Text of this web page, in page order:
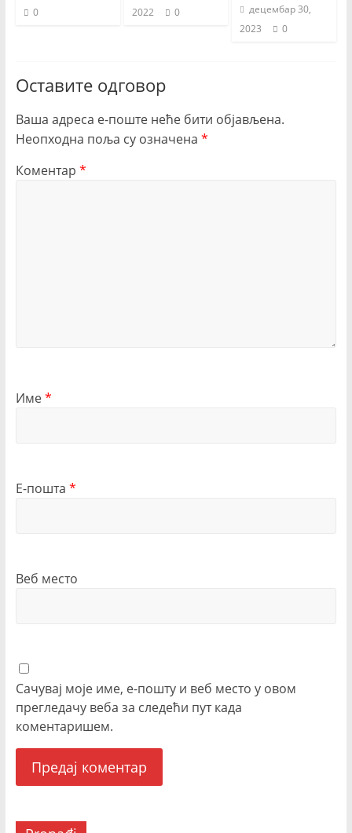
0
2022
0
децембар 30,
2023
0
Оставите одговор
Ваша адреса е-поште неће бити објављена.
Неопходна поља су означена *
Коментар *
Име*
Е-пошта *
Веб место
Сачувај моје име, е-пошту и веб место у овом
прегледачу веба за следећи пут када
коментаришем.